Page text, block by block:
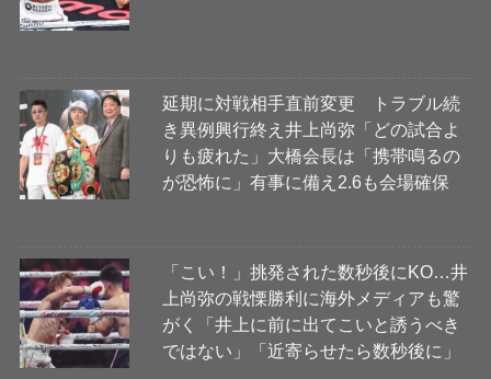
延期に対戦相手直前変更 トラブル続
き異例興行終え井上尚弥「どの試合よ
りも疲れた」大橋会長は「携帯鳴るの
が恐怖に」有事に備え2.6も会場確保
「こい！」挑発された数秒後にKO…井
上尚弥の戦慄勝利に海外メディアも驚
がく「井上に前に出てこいと誘うべき
ではない」「近寄らせたら数秒後に」